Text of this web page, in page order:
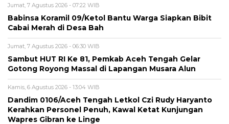
Jumat, 7 Agustus 2026 - 07:22 WIB
‎Babinsa Koramil 09/Ketol Bantu Warga Siapkan Bibit
Cabai Merah di Desa Bah
Jumat, 7 Agustus 2026 - 06:30 WIB
Sambut HUT RI Ke 81, Pemkab Aceh Tengah Gelar
Gotong Royong Massal di Lapangan Musara Alun
Kamis, 6 Agustus 2026 - 13:04 WIB
Dandim 0106/Aceh Tengah Letkol Czi Rudy Haryanto
Kerahkan Personel Penuh, Kawal Ketat Kunjungan
Wapres Gibran ke Linge